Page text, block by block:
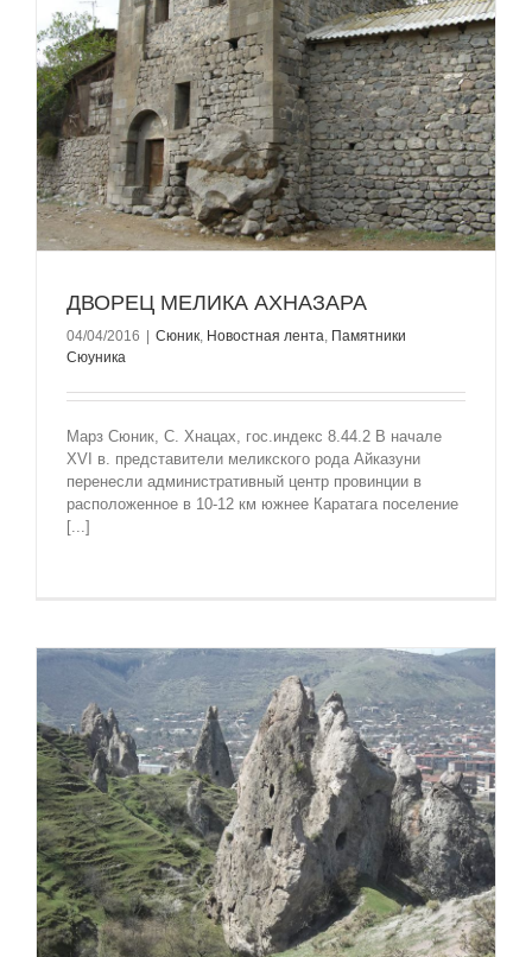
ДВОРЕЦ МЕЛИКА АХНАЗАРА
04/04/2016 Сюник, Новостная лента, Памятники
Сюуника
Марз Сюник, С. Хнацах, гос.индекс 8.44.2 В начале
XVI в. представители меликского рода Айказуни
перенесли административный центр провинции в
расположенное в 10-12 км южнее Каратага поселение
[...]